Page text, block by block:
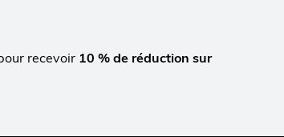
recevoir 10 % de réduction sur